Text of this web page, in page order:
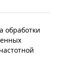
обработки